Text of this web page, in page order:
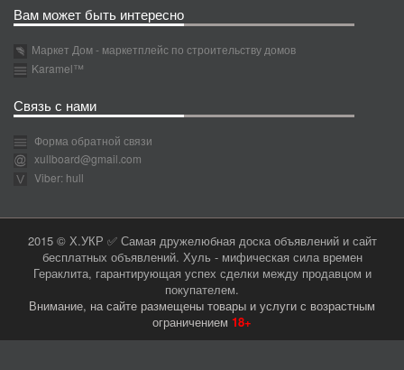
Вам может быть интересно
Маркет Дом - маркетплейс по строительству домов
Karamel™
Связь с нами
Форма обратной связи
xullboard@gmail.com
Viber: hull
2015 © Х.УКР ✅ Самая дружелюбная доска объявлений и сайт
бесплатных объявлений. Хуль - мифическая сила времен
Гераклита, гарантирующая успех сделки между продавцом и
покупателем.
Внимание, на сайте размещены товары и услуги с возрастным
ограничением 18+